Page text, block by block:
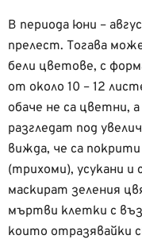
В периода юни –
прелест. Тогава
бели цветове, с
от около 10 – 12
обаче не са цветни,
разгледат под
вижда, че са
(трихоми), усукани и
маскират зеления
мъртви клетки с
които отразявайки